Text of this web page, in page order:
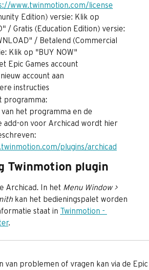
www.twinmotion.com/license
Edition) versie: Klik op
/ Gratis (Education Edition) versie:
/ Betalend (Commercial
Klik op "BUY NOW"
Epic Games account
account aan
instructies
programma:
het programma en de
add-on voor Archicad wordt hier
plugins/archicad
Twinmotion plugin
Archicad. In het Menu Window >
kan het bedieningspalet worden
staat in Twinmotion -
.
van problemen of vragen kan via de